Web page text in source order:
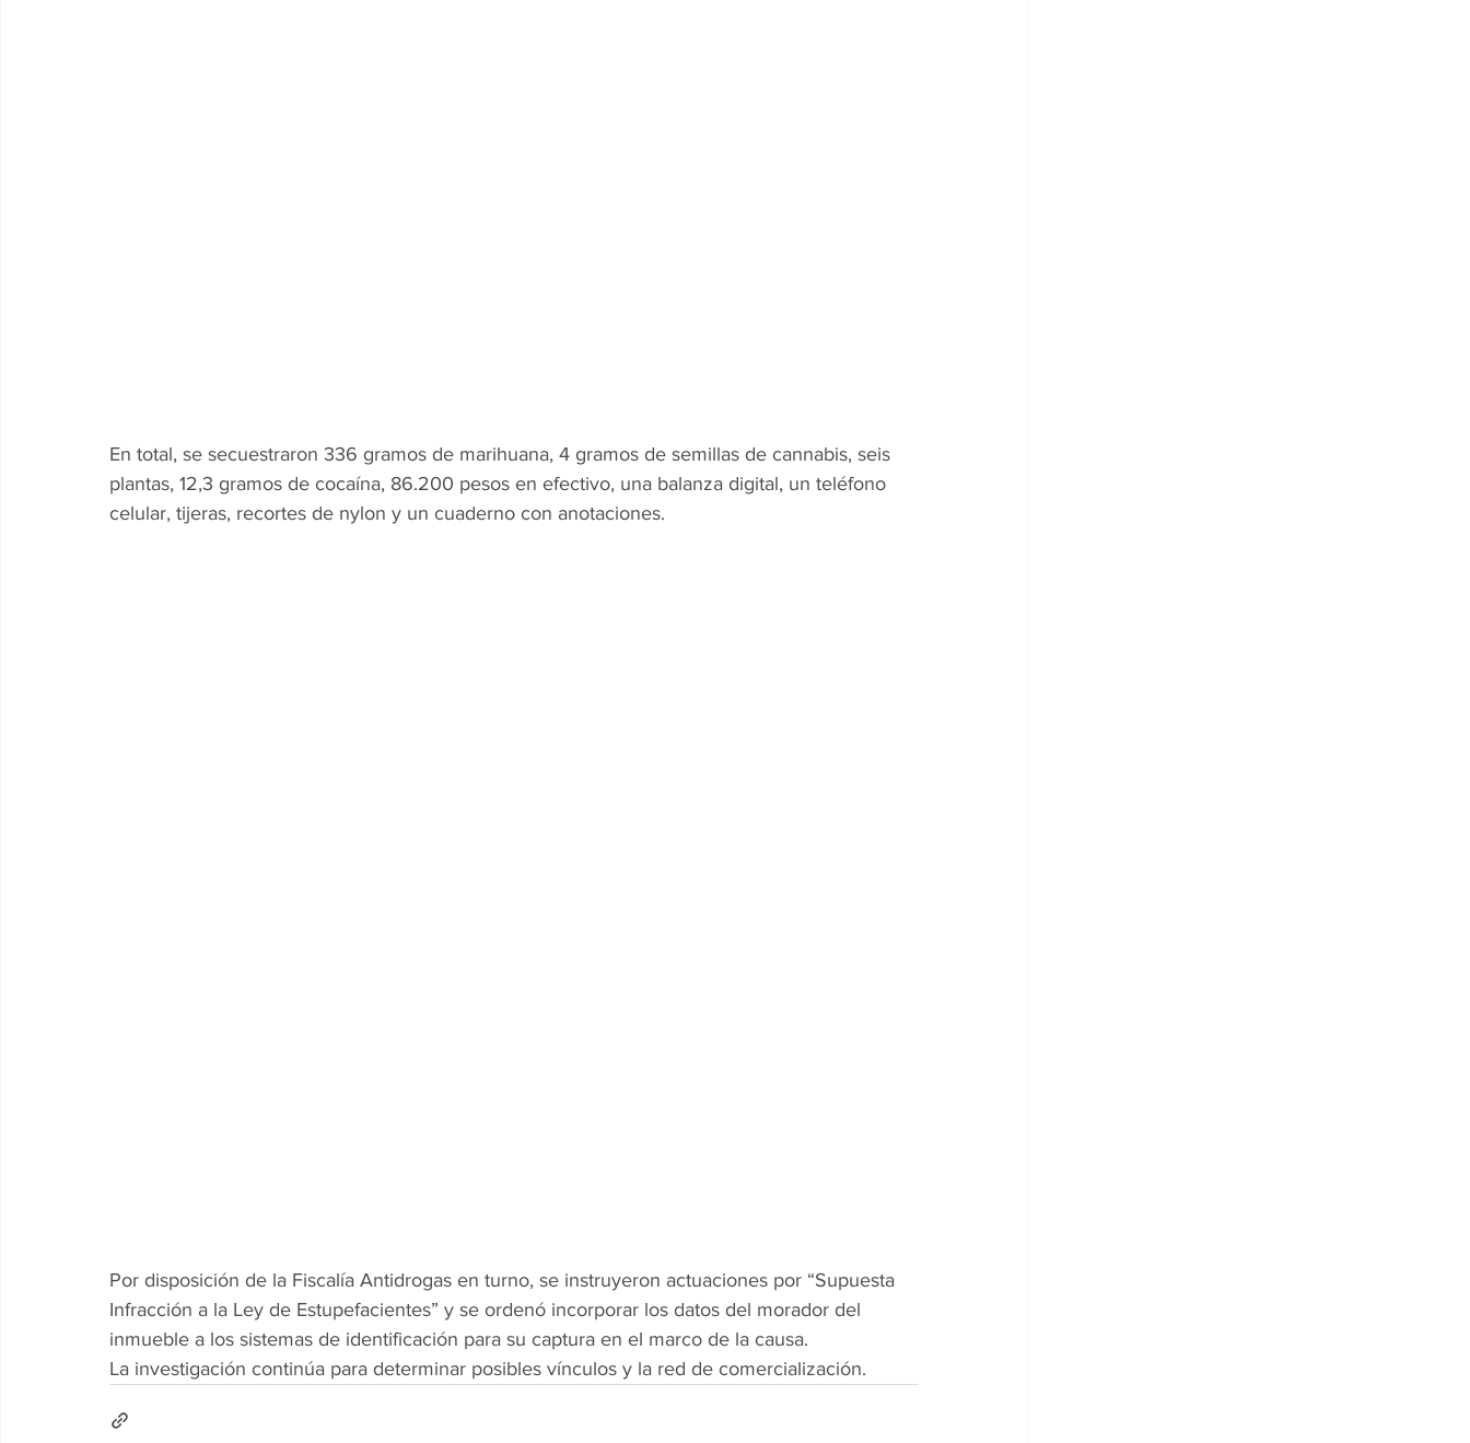
En total, se secuestraron 336 gramos de marihuana, 4 gramos de semillas de cannabis, seis
plantas, 12,3 gramos de cocaína, 86.200 pesos en efectivo, una balanza digital, un teléfono
celular, tijeras, recortes de nylon y un cuaderno con anotaciones.
Por disposición de la Fiscalía Antidrogas en turno, se instruyeron actuaciones por “Supuesta
Infracción a la Ley de Estupefacientes” y se ordenó incorporar los datos del morador del
inmueble a los sistemas de identificación para su captura en el marco de la causa.
La investigación continúa para determinar posibles vínculos y la red de comercialización.